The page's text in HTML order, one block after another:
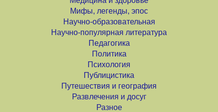
Мифы, легенды, эпос
Научно-образовательная
Научно-популярная литература
Педагогика
Политика
Психология
Публицистика
Путешествия и география
Развлечения и досуг
Разное